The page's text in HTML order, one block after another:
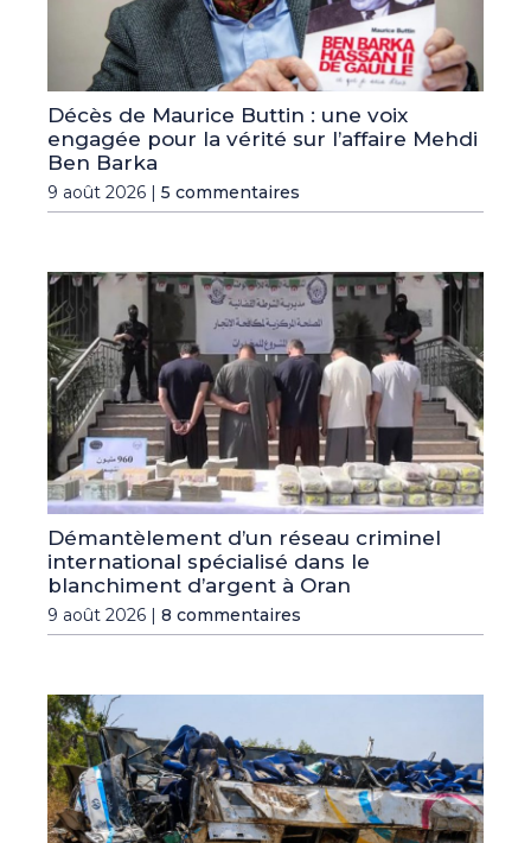
Décès de Maurice Buttin : une voix
engagée pour la vérité sur l’affaire Mehdi
Ben Barka
9 août 2026 | 5 commentaires
Démantèlement d’un réseau criminel
international spécialisé dans le
blanchiment d’argent à Oran
9 août 2026 | 8 commentaires